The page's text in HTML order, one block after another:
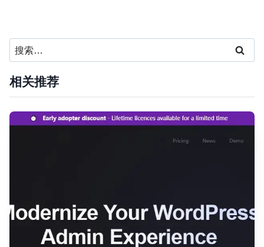
搜
索：
相关推荐